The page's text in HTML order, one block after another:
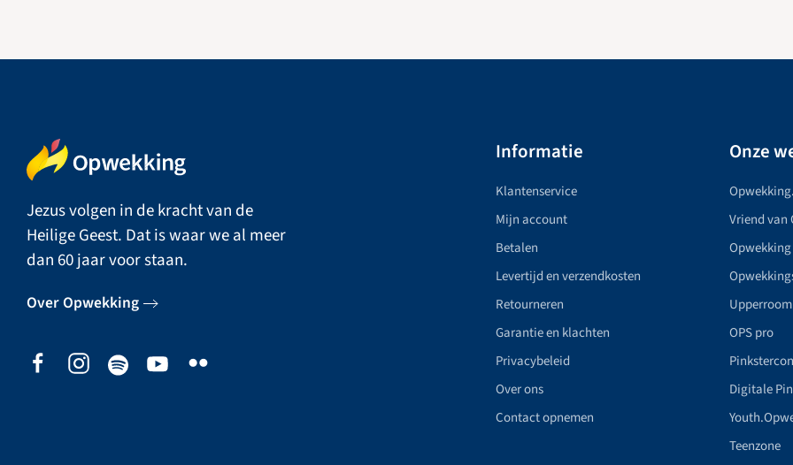
Jezus volgen in de kracht van de
Heilige Geest. Dat is waar we al meer
dan 60 jaar voor staan.
Over Opwekking
Informatie
Klantenservice
Mijn account
Betalen
Levertijd en verzendkosten
Retourneren
Garantie en klachten
Privacybeleid
Over ons
Contact opnemen
Onze
Vriend van
Upperroom
OPS pro
Digitale
Teenzone